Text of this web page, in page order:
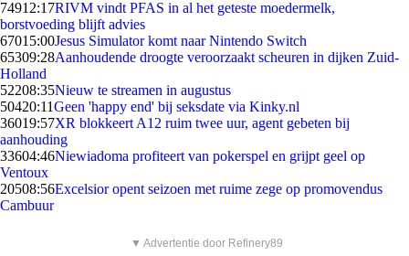
74912:17RIVM vindt PFAS in al het geteste moedermelk,
borstvoeding blijft advies
67015:00Jesus Simulator komt naar Nintendo Switch
65309:28Aanhoudende droogte veroorzaakt scheuren in dijken Zuid-
Holland
52208:35Nieuw te streamen in augustus
50420:11Geen 'happy end' bij seksdate via Kinky.nl
36019:57XR blokkeert A12 ruim twee uur, agent gebeten bij
aanhouding
33604:46Niewiadoma profiteert van pokerspel en grijpt geel op
Ventoux
20508:56Excelsior opent seizoen met ruime zege op promovendus
Cambuur
▼ Advertentie door Refinery89